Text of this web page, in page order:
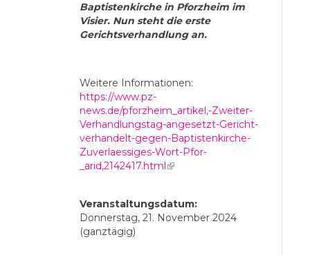
Baptistenkirche in Pforzheim im
Visier. Nun steht die erste
Gerichtsverhandlung an.
Weitere Informationen:
https://www.pz-
news.de/pforzheim_artikel,-Zweiter-
Verhandlungstag-angesetzt-Gericht-
verhandelt-gegen-Baptistenkirche-
Zuverlaessiges-Wort-Pfor-
_arid,2142417.html(link is external)
Veranstaltungsdatum:
Donnerstag, 21. November 2024
(ganztägig)